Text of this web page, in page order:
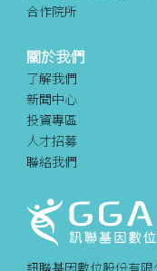
合作院所
關於我們
了解我們
新聞中心
投資專區
人才招募
聯絡我們